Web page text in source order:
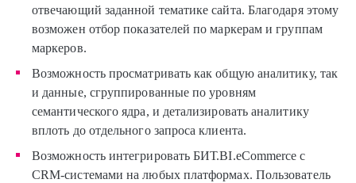
отвечающий заданной тематике сайта. Благодаря этому
возможен отбор показателей по маркерам и группам
маркеров.
Возможность просматривать как общую аналитику, так
и данные, сгруппированные по уровням
семантического ядра, и детализировать аналитику
вплоть до отдельного запроса клиента.
Возможность интегрировать БИТ.BI.eCommerce с
CRM-системами на любых платформах. Пользователь